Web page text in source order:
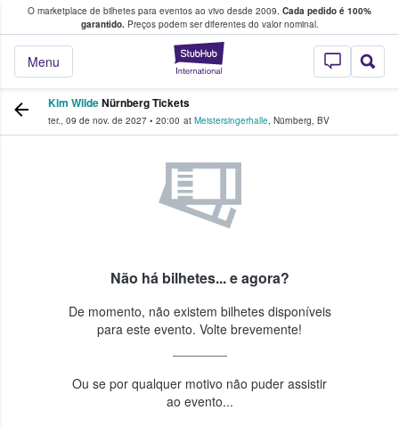
O marketplace de bilhetes para eventos ao vivo desde 2009. Cada pedido é 100%
garantido.Preços podem ser diferentes do valor nominal.
StubHub – onde
Menu
fãs compram e vendem bilhetes
Kim WildeNürnberg Tickets
ter., 09 de nov. de 2027 • 20:00 at Meistersingerhalle, Nürnberg, BV
Não há bilhetes... e agora?
De momento, não existem bilhetes disponíveis
para este evento. Volte brevemente!
Ou se por qualquer motivo não puder assistir
ao evento...